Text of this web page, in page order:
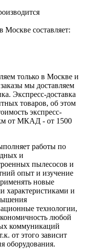
Москве составляет:
только в Москве и
мы доставляем
Экспресс-доставка
товаров, об этом
экспресс-
от МКАД - от 1500
работы по
и
пылесосов и
опыт и изучение
новые
характеристиками и
технологии,
любой
коммуникаций
от этого зависит
оборудования.